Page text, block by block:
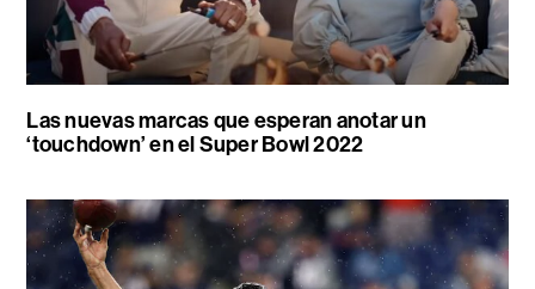
Las nuevas marcas que esperan anotar un
‘touchdown’ en el Super Bowl 2022